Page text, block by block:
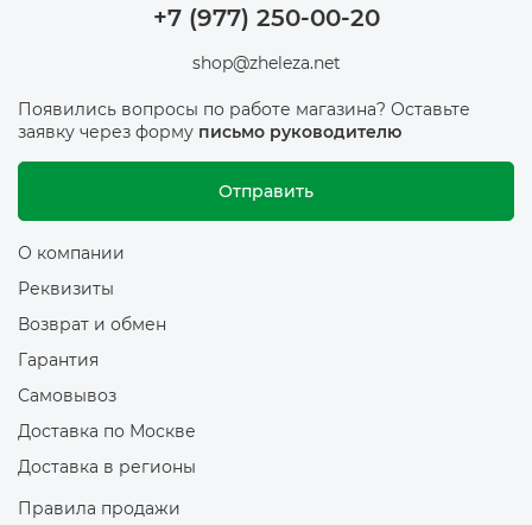
+7 (977) 250-00-20
shop@zheleza.net
Появились вопросы по работе магазина? Оставьте
заявку через форму письмо руководителю
Отправить
О компании
Реквизиты
Возврат и обмен
Гарантия
Самовывоз
Доставка по Москве
Доставка в регионы
Правила продажи